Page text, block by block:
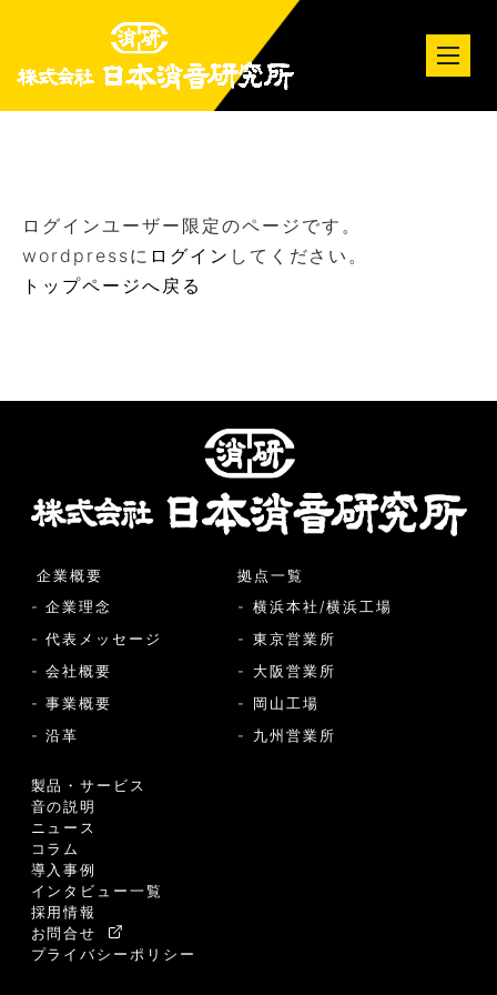
ログインユーザー限定のページです。
wordpressに ログイン してください。
トップページへ戻る
企業概要
- 企業理念
- 代表メッセージ
- 会社概要
- 事業概要
- 沿革
製品・サービス
音の説明
ニュース
コラム
導入事例
インタビュー一覧
採用情報
お問合せ
プライバシーポリシー
拠点一覧
- 横浜本社/横浜工場
- 東京営業所
- 大阪営業所
- 岡山工場
- 九州営業所